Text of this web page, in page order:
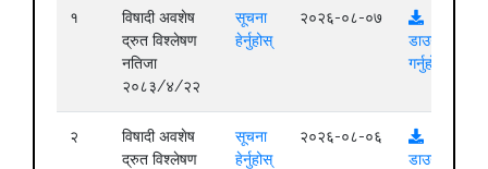
१
विषादी अवशेष
द्रुत विश्लेषण
नतिजा
२०८३/४/२२
सूचना
हेर्नुहोस्
२०२६-०८-०७
डाउनलोड
गर्नुहोस्
२
विषादी अवशेष
द्रुत विश्लेषण
सूचना
हेर्नुहोस्
२०२६-०८-०६
डाउनलोड